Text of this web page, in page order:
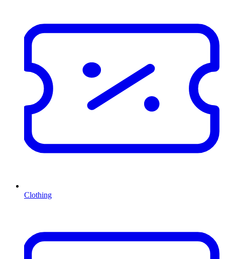
Clothing